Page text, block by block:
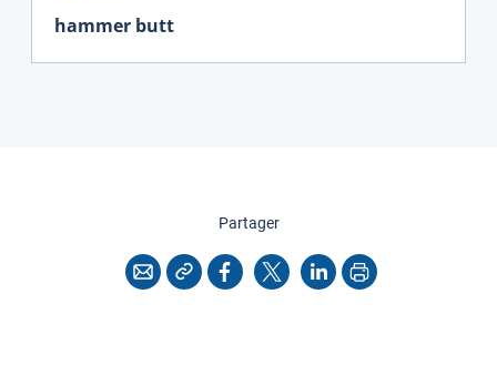
hammer butt
Partagercette page
CourrielCopier l'adresse
Facebook
X LinkedInImprimer